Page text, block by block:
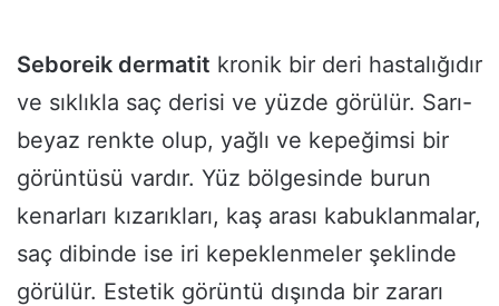
Seboreik dermatit kronik bir deri hastalığıdır
ve sıklıkla saç derisi ve yüzde görülür. Sarı-
beyaz renkte olup, yağlı ve kepeğimsi bir
görüntüsü vardır. Yüz bölgesinde burun
kenarları kızarıkları, kaş arası kabuklanmalar,
saç dibinde ise iri kepeklenmeler şeklinde
görülür. Estetik görüntü dışında bir zararı